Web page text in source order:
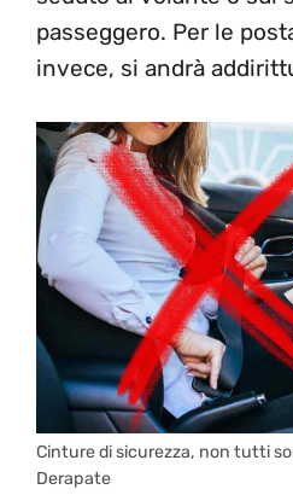
passeggero. Per le
invece, si andrà
Cinture di sicurezza, non tutti
Derapate